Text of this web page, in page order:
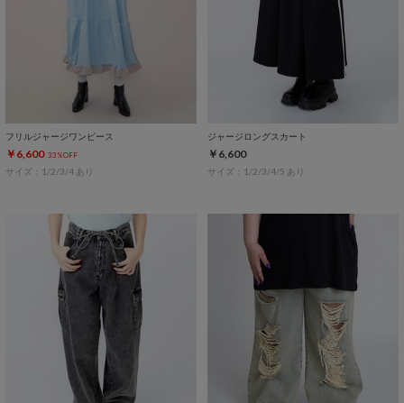
フリルジャージワンピース
￥6,600 33%OFF
サイズ：1/2/3/4 あり
ジャージロングスカート
￥6,600
サイズ：1/2/3/4/5 あり